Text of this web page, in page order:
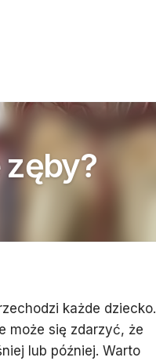
każde dziecko.
może się zdarzyć, że
lub później. Warto